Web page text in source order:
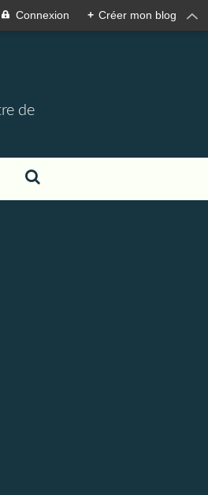
Connexion + Créer mon blog
de